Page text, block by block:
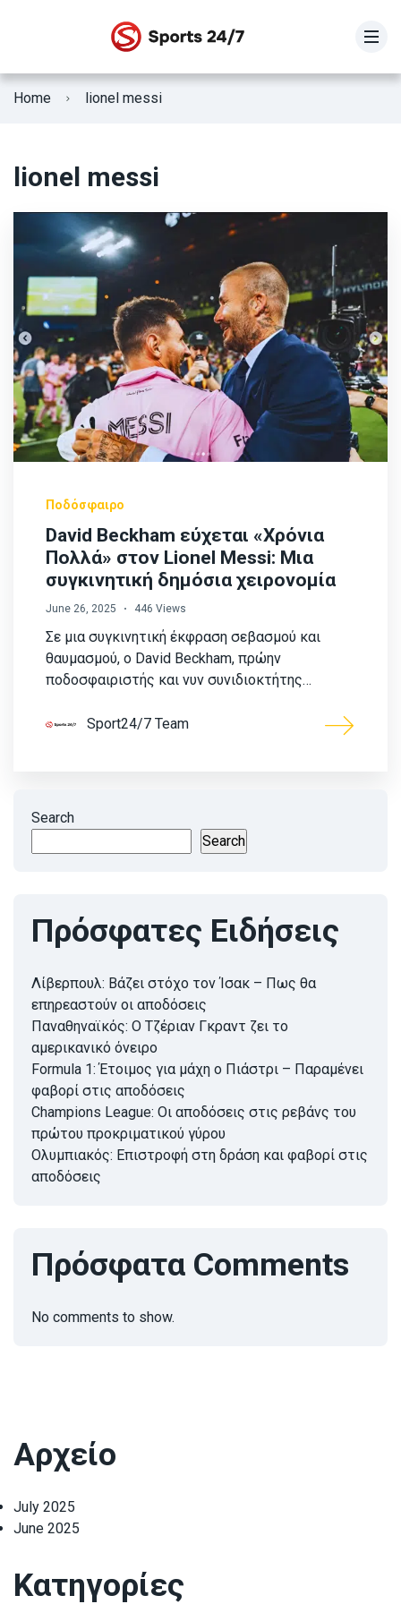
Home lionel messi
lionel messi
Ποδόσφαιρο
David Beckham εύχεται «Χρόνια
Πολλά» στον Lionel Messi: Μια
συγκινητική δημόσια χειρονομία
June 26, 2025 446 Views
Σε μια συγκινητική έκφραση σεβασμού και
θαυμασμού, ο David Beckham, πρώην
ποδοσφαιριστής και νυν συνιδιοκτήτης…
Sport24/7 Team
Search
Search
Πρόσφατες Ειδήσεις
Λίβερπουλ: Βάζει στόχο τον Ίσακ – Πως θα
επηρεαστούν οι αποδόσεις
Παναθηναϊκός: Ο Τζέριαν Γκραντ ζει το
αμερικανικό όνειρο
Formula 1: Έτοιμος για μάχη ο Πιάστρι – Παραμένει
φαβορί στις αποδόσεις
Champions League: Οι αποδόσεις στις ρεβάνς του
πρώτου προκριματικού γύρου
Ολυμπιακός: Επιστροφή στη δράση και φαβορί στις
αποδόσεις
Πρόσφατα Comments
No comments to show.
Αρχείο
July 2025
June 2025
Κατηγορίες
ΕΘΝΙΚΗ ΕΛΛΑΔΟΣ
Fifa Club World Cup